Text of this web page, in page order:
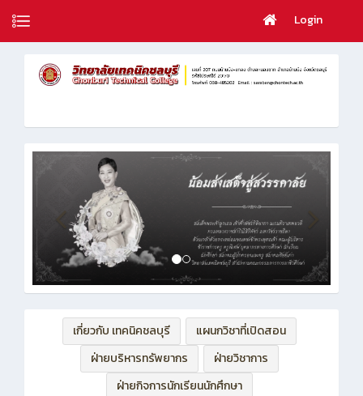
Login
เกี่ยวกับ เทคนิคชลบุรี
แผนกวิชาที่เปิดสอน
ฝ่ายบริหารทรัพยากร
ฝ่ายวิชาการ
ฝ่ายกิจการนักเรียนนักศึกษา